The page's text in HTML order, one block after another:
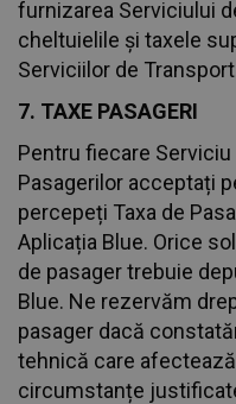
furnizarea Serviciului
cheltuielile și taxele
Serviciilor de
7. TAXE PASAGERI
Pentru fiecare
Pasagerilor acceptați
percepeți Taxa de
Aplicația Blue. Orice
de pasager trebuie
Blue. Ne rezervăm
pasager dacă
tehnică care
circumstanțe